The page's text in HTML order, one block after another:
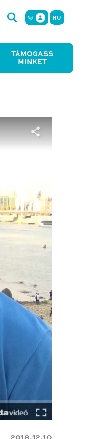
HU
TÁMOGASS
MINKET